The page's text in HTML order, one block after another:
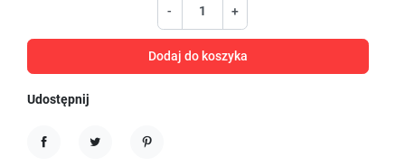
- +
Dodaj do koszyka
Udostępnij